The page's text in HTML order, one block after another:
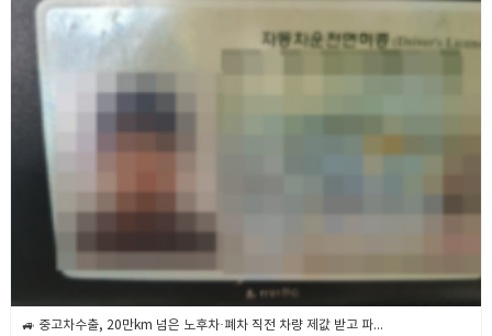
🚙 중고차수출, 20만km 넘은 노후차·폐차 직전 차량 제값 받고 파는 확실한 노하우 💡 (중고차수출 초이무역)